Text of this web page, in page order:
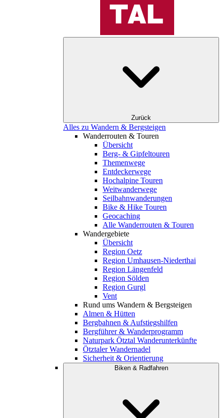
Zurück
Alles zu Wandern & Bergsteigen
Wanderrouten & Touren
Übersicht
Berg- & Gipfeltouren
Themenwege
Entdeckerwege
Hochalpine Touren
Weitwanderwege
Seilbahnwanderungen
Bike & Hike Touren
Geocaching
Alle Wanderrouten & Touren
Wandergebiete
Übersicht
Region Oetz
Region Umhausen-Niederthai
Region Längenfeld
Region Sölden
Region Gurgl
Vent
Rund ums Wandern & Bergsteigen
Almen & Hütten
Bergbahnen & Aufstiegshilfen
Bergführer & Wanderprogramm
Naturpark Ötztal Wanderunterkünfte
Ötztaler Wandernadel
Sicherheit & Orientierung
Biken & Radfahren